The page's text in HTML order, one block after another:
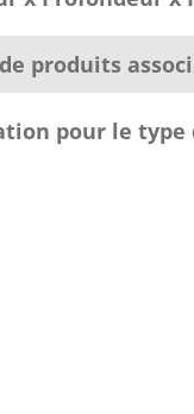
produits
pour le type